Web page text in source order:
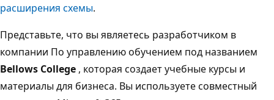
расширения схемы.
Представьте, что вы являетесь разработчиком в
компании По управлению обучением под названием
Bellows College , которая создает учебные курсы и
материалы для бизнеса. Вы используете совместный